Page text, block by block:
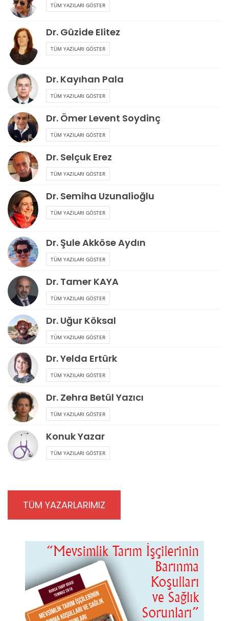
TÜM YAZILARI GÖSTER
Dr. Güzide Elitez
TÜM YAZILARI GÖSTER
Dr. Kayıhan Pala
TÜM YAZILARI GÖSTER
Dr. Ömer Levent Soydinç
TÜM YAZILARI GÖSTER
Dr. Selçuk Erez
TÜM YAZILARI GÖSTER
Dr. Semiha Uzunalioğlu
TÜM YAZILARI GÖSTER
Dr. Şule Akköse Aydın
TÜM YAZILARI GÖSTER
Dr. Tamer KAYA
TÜM YAZILARI GÖSTER
Dr. Uğur Köksal
TÜM YAZILARI GÖSTER
Dr. Yelda Ertürk
TÜM YAZILARI GÖSTER
Dr. Zehra Betül Yazıcı
TÜM YAZILARI GÖSTER
Konuk Yazar
TÜM YAZILARI GÖSTER
TÜM YAZARLARIMIZ